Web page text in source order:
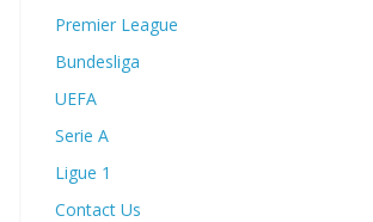
Premier League
Bundesliga
UEFA
Serie A
Ligue 1
Contact Us